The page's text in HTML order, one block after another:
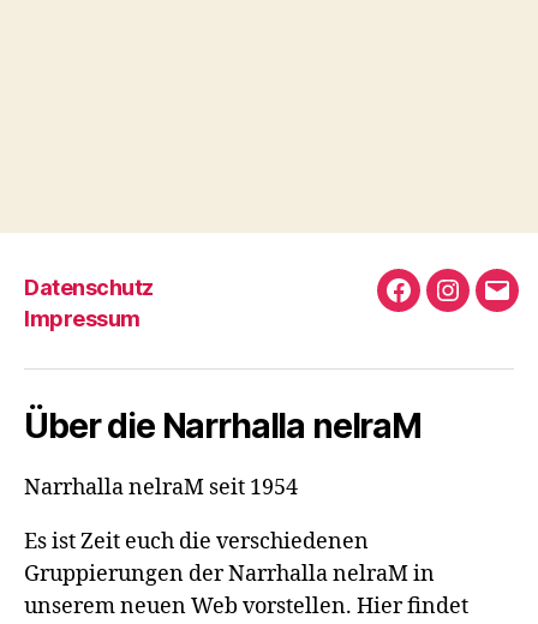
Datenschutz
Impressum
Facebook
Über die Narrhalla nelraM
Narrhalla nelraM seit 1954
Es ist Zeit euch die verschiedenen
Gruppierungen der Narrhalla nelraM in
unserem neuen Web vorstellen. Hier findet